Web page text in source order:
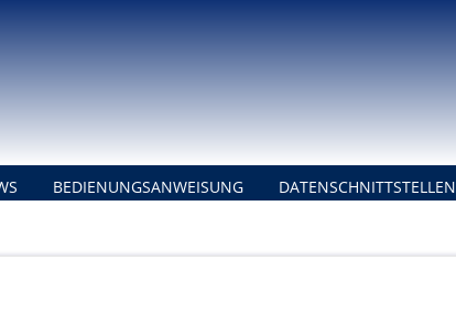
BEDIENUNGSANWEISUNG DATENSCHNITTSTELLEN